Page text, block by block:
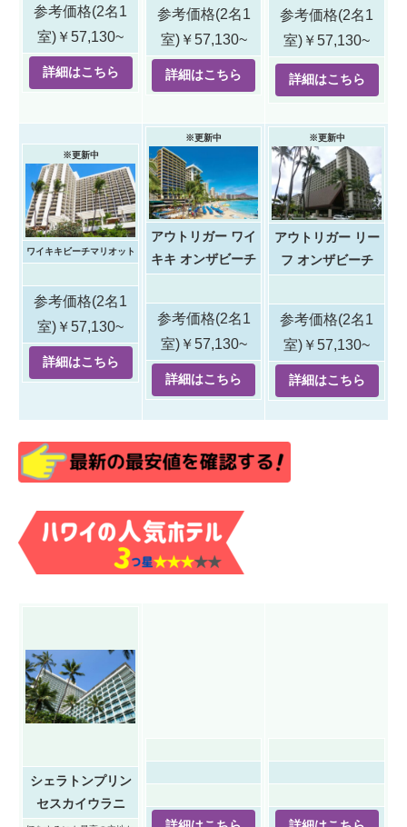
参考価格(2名1
室)￥57,130~
詳細はこちら
参考価格(2名1
室)￥57,130~
詳細はこちら
参考価格(2名1
室)￥57,130~
詳細はこちら
※更新中
ワイキキビーチマリオット
参考価格(2名1
室)￥57,130~
詳細はこちら
※更新中
アウトリガー ワイ
キキ オンザビーチ
参考価格(2名1
室)￥57,130~
詳細はこちら
※更新中
アウトリガー リー
フ オンザビーチ
参考価格(2名1
室)￥57,130~
詳細はこちら
シェラトンプリン
セスカイウラニ